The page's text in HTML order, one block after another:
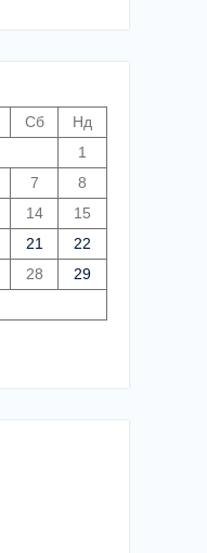
Сб
Нд
1
7
8
14
15
21
22
28
29